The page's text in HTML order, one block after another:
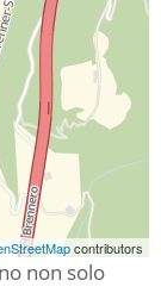
contributors
non solo